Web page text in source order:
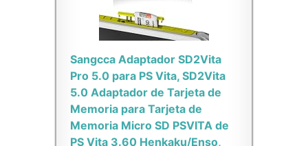
Sangcca Adaptador SD2Vita
Pro 5.0 para PS Vita, SD2Vita
5.0 Adaptador de Tarjeta de
Memoria para Tarjeta de
Memoria Micro SD PSVITA de
PS Vita 3.60 Henkaku/Enso,